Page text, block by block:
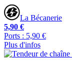
La Bécanerie
5,90 €
Ports : 5,90 €
Plus d'infos